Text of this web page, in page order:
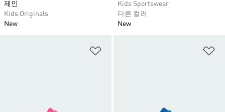
제인
Kids Originals
New
Kids Sportswear
다른 컬러
New